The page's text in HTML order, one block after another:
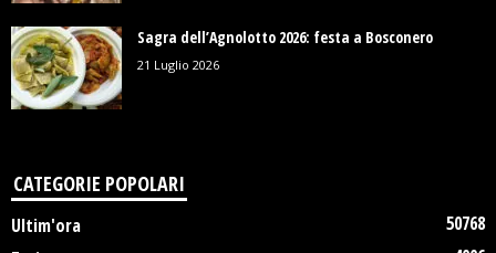
Sagra dell’Agnolotto 2026: festa a Bosconero
21 Luglio 2026
CATEGORIE POPOLARI
Ultim'ora
50768